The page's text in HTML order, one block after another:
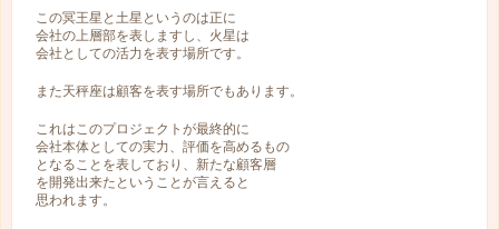
この冥王星と土星というのは正に
会社の上層部を表しますし、火星は
会社としての活力を表す場所です。
また天秤座は顧客を表す場所でもあります。
これはこのプロジェクトが最終的に
会社本体としての実力、評価を高めるもの
となることを表しており、新たな顧客層
を開発出来たということが言えると
思われます。